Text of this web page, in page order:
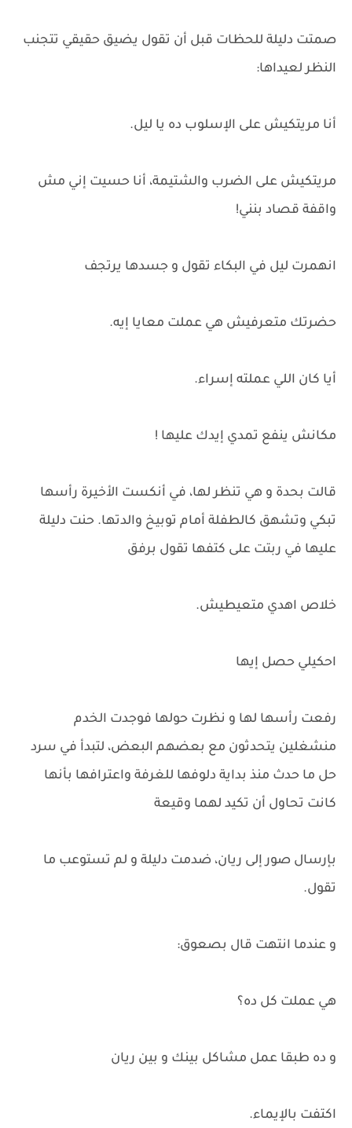
صمتت دليلة للحظات قبل أن تقول يضيق حقيقي تتجنب
النظر لعيداها:
أنا مريتكيش على الإسلوب ده يا ليل.
مريتكيش على الضرب والشتيمة، أنا حسيت إني مش
واقفة قصاد بنني!
انهمرت ليل في البكاء تقول و جسدها يرتجف
حضرتك متعرفيش هي عملت معايا إيه.
أيا كان اللي عملته إسراء.
مكانش ينفع تمدي إيدك عليها !
قالت بحدة و هي تنظر لها، في أنكست الأخيرة رأسها
تبكي وتشهق كالطفلة أمام توبيخ والدتها. حنت دليلة
عليها في ربتت على كتفها تقول برفق
خلاص اهدي متعيطيش.
احكيلي حصل إيها
رفعت رأسها لها و نظرت حولها فوجدت الخدم
منشغلين يتحدثون مع بعضهم البعض، لتبدأ في سرد
حل ما حدث منذ بداية دلوفها للغرفة واعترافها بأنها
كانت تحاول أن تكيد لهما وقيعة
بإرسال صور إلى ريان، ضدمت دليلة و لم تستوعب ما
تقول.
و عندما انتهت قال بصعوق:
هي عملت كل ده؟
و ده طبقا عمل مشاكل بينك و بين ريان
اكتفت بالإيماء.